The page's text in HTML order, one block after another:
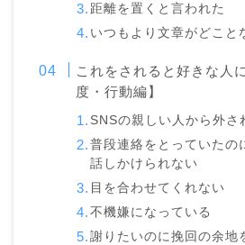
距離を置くと言われた
いつもより文章がどこと
これをされると好きな人
度・行動編】
SNSの親しい人から外さ
普段連絡をとっていたの
話しかけられない
目を合わせてくれない
不機嫌になっている
謝りたいのに挽回の余地